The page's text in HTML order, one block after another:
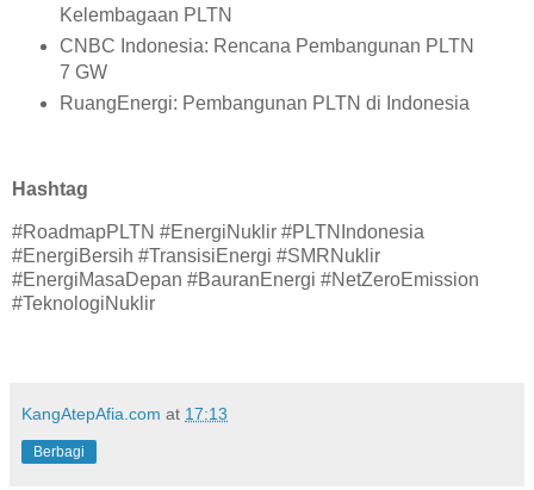
Kelembagaan PLTN
CNBC Indonesia: Rencana Pembangunan PLTN
7 GW
RuangEnergi: Pembangunan PLTN di Indonesia
Hashtag
#RoadmapPLTN #EnergiNuklir #PLTNIndonesia
#EnergiBersih #TransisiEnergi #SMRNuklir
#EnergiMasaDepan #BauranEnergi #NetZeroEmission
#TeknologiNuklir
KangAtepAfia.com at 17:13
Berbagi